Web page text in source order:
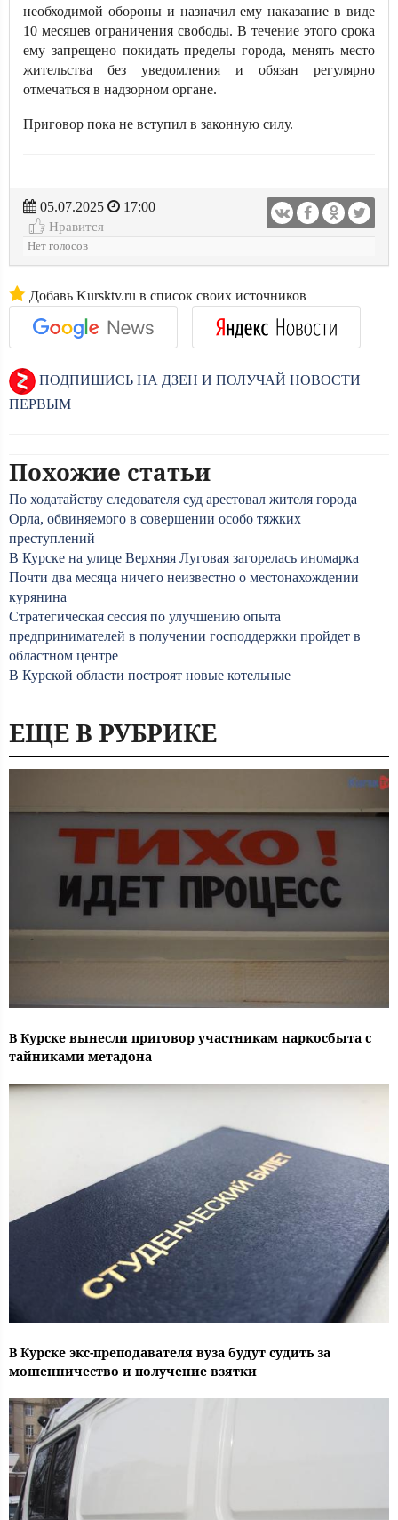
необходимой обороны и назначил ему наказание в виде
10 месяцев ограничения свободы. В течение этого срока
ему запрещено покидать пределы города, менять место
жительства без уведомления и обязан регулярно
отмечаться в надзорном органе.
Приговор пока не вступил в законную силу.
05.07.2025
17:00
Нравится
Нет голосов
Добавь Kursktv.ru в список своих источников
ПОДПИШИСЬ НА ДЗЕН И ПОЛУЧАЙ НОВОСТИ
ПЕРВЫМ
Похожие статьи
По ходатайству следователя суд арестовал жителя города
Орла, обвиняемого в совершении особо тяжких
преступлений
В Курске на улице Верхняя Луговая загорелась иномарка
Почти два месяца ничего неизвестно о местонахождении
курянина
Стратегическая сессия по улучшению опыта
предпринимателей в получении господдержки пройдет в
областном центре
В Курской области построят новые котельные
ЕЩЕ В РУБРИКЕ
В Курске вынесли приговор участникам наркосбыта с
тайниками метадона
В Курске экс-преподавателя вуза будут судить за
мошенничество и получение взятки